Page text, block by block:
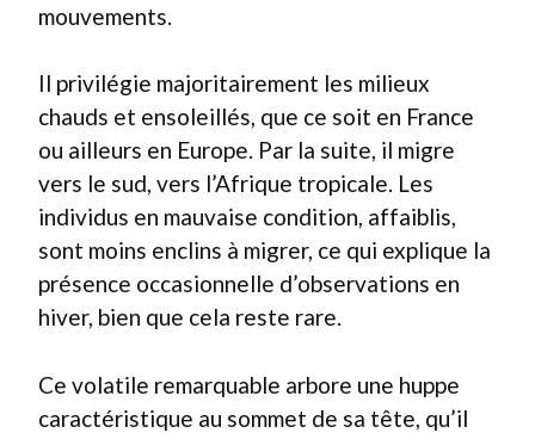
mouvements.
Il privilégie majoritairement les milieux
chauds et ensoleillés, que ce soit en France
ou ailleurs en Europe. Par la suite, il migre
vers le sud, vers l’Afrique tropicale. Les
individus en mauvaise condition, affaiblis,
sont moins enclins à migrer, ce qui explique la
présence occasionnelle d’observations en
hiver, bien que cela reste rare.
Ce volatile remarquable arbore une huppe
caractéristique au sommet de sa tête, qu’il